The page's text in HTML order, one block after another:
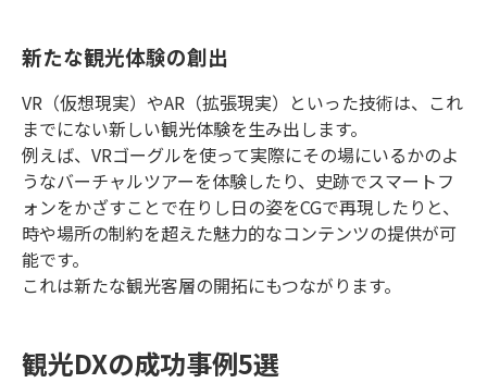
新たな観光体験の創出
VR（仮想現実）やAR（拡張現実）といった技術は、これ
までにない新しい観光体験を生み出します。
例えば、VRゴーグルを使って実際にその場にいるかのよ
うなバーチャルツアーを体験したり、史跡でスマートフ
ォンをかざすことで在りし日の姿をCGで再現したりと、
時や場所の制約を超えた魅力的なコンテンツの提供が可
能です。
これは新たな観光客層の開拓にもつながります。
観光DXの成功事例5選